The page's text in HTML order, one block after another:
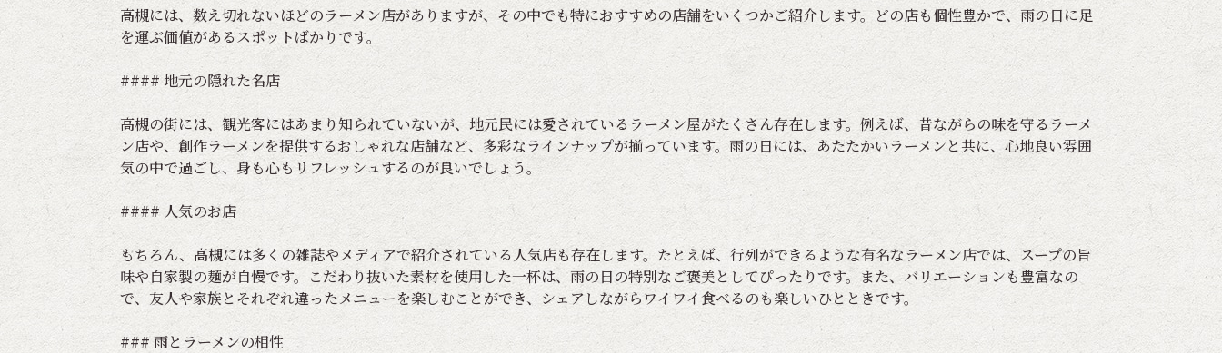
高槻には、数え切れないほどのラーメン店がありますが、その中でも特におすすめの店舗をいくつかご紹介します。どの店も個性豊かで、雨の日に足
を運ぶ価値があるスポットばかりです。
#### 地元の隠れた名店
高槻の街には、観光客にはあまり知られていないが、地元民には愛されているラーメン屋がたくさん存在します。例えば、昔ながらの味を守るラーメ
ン店や、創作ラーメンを提供するおしゃれな店舗など、多彩なラインナップが揃っています。雨の日には、あたたかいラーメンと共に、心地良い雰囲
気の中で過ごし、身も心もリフレッシュするのが良いでしょう。
#### 人気のお店
もちろん、高槻には多くの雑誌やメディアで紹介されている人気店も存在します。たとえば、行列ができるような有名なラーメン店では、スープの旨
味や自家製の麺が自慢です。こだわり抜いた素材を使用した一杯は、雨の日の特別なご褒美としてぴったりです。また、バリエーションも豊富なの
で、友人や家族とそれぞれ違ったメニューを楽しむことができ、シェアしながらワイワイ食べるのも楽しいひとときです。
### 雨とラーメンの相性